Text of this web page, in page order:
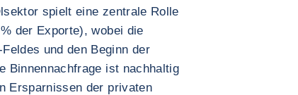
spielt eine zentrale Rolle
der Exporte), wobei die
und den Beginn der
Binnennachfrage ist nachhaltig
Ersparnissen der privaten